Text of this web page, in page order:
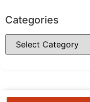
Categories